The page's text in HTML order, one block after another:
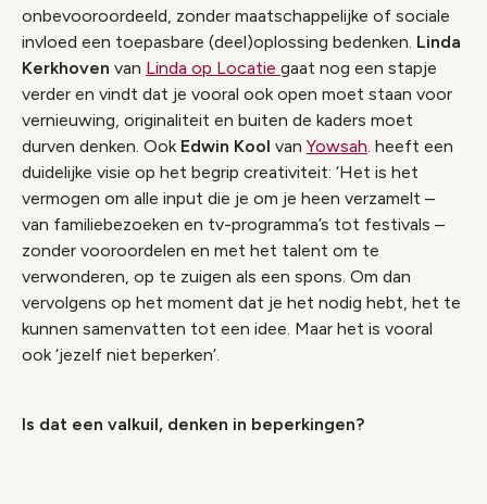
onbevooroordeeld, zonder maatschappelijke of sociale
invloed een toepasbare (deel)oplossing bedenken. Linda
Kerkhoven van Linda op Locatie gaat nog een stapje
verder en vindt dat je vooral ook open moet staan voor
vernieuwing, originaliteit en buiten de kaders moet
durven denken. Ook Edwin Kool van Yowsah. heeft een
duidelijke visie op het begrip creativiteit: ‘Het is het
vermogen om alle input die je om je heen verzamelt –
van familiebezoeken en tv-programma’s tot festivals –
zonder vooroordelen en met het talent om te
verwonderen, op te zuigen als een spons. Om dan
vervolgens op het moment dat je het nodig hebt, het te
kunnen samenvatten tot een idee. Maar het is vooral
ook ‘jezelf niet beperken’.
Is dat een valkuil, denken in beperkingen?